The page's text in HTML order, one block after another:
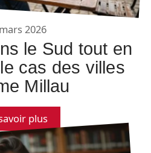
2026
le Sud tout en
cas des villes
Millau
plus